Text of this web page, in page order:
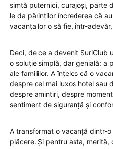
simtă puternici, curajoși, parte
le da părinților încrederea că
vacanța lor o să fie, într-
Deci, de ce a devenit SuriClub
o soluție simplă, dar genială: a
ale familiilor. A înțeles că o
despre cel mai luxos hotel sau
despre amintiri, despre
sentiment de siguranță și
A transformat o vacanță dintr-
plăcere. Și pentru asta, merită,